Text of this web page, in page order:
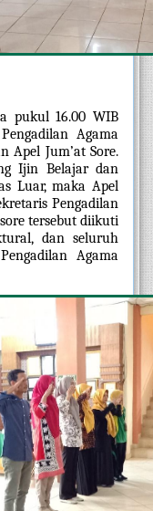
pukul 16.00 WIB
Agama
Apel Jum’at Sore.
Ijin Belajar dan
Luar, maka Apel
Pengadilan
tersebut diikuti
dan seluruh
Agama